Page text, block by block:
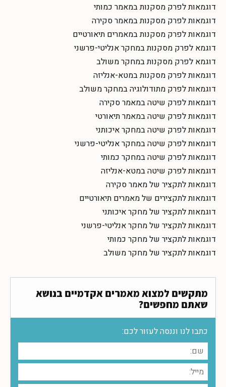
דוגמאות לפרק מסקנות במאמר כמותי
דוגמאות לפרק מסקנות במאמר סקירה
דוגמאות לפרק מסקנות במאמרים תיאורטיים
דוגמא לפרק מסקנות במחקר אנליטי-פרשני
דוגמא לפרק מסקנות במחקר משולב
דוגמאות לפרק מסקנות במטא-אנליזה
דוגמאות לפרק מתודולוגיה במחקר משולב
דוגמאות לפרק שיטה במאמר סקירה
דוגמאות לפרק שיטה במאמר תיאורטי
דוגמאות לפרק שיטה במחקר איכותני
דוגמאות לפרק שיטה במחקר אנליטי-פרשני
דוגמאות לפרק שיטה במחקר כמותי
דוגמאות לפרק שיטה במטא-אנליזה
דוגמאות לתקציר של מאמר סקירה
דוגמאות לתקצירים של מאמרים תיאורטיים
דוגמאות לתקציר של מחקר איכותני
דוגמאות לתקציר של מחקר אנליטי-פרשני
דוגמאות לתקציר של מחקר כמותי
דוגמאות לתקציר של מחקר משולב
מתקשים למצוא מאמרים אקדמיים בנושא
שאתם מחפשים?
כתבו לנו וננסה לעזור לכם: